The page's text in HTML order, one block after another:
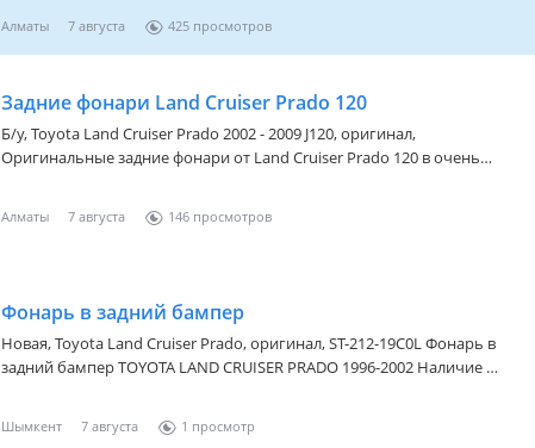
Алматы 7 августа 425
Задние фонари Land Cruiser Prado 120
Б/y,Toyota Land Cruiser Prado 2002 - 2009 J120, оригинал,
Оригинальные задние фонари от Land Cruiser Prado 120 в очень
Алматы 7 августа 146
Фонарь в задний бампер
Новая,Toyota Land Cruiser Prado, оригинал, ST-212-19C0L Фонарь в
задний бампер TOYOTA LAND CRUISER PRADO 1996-2002 Наличие и
Шымкент 7 августа 1